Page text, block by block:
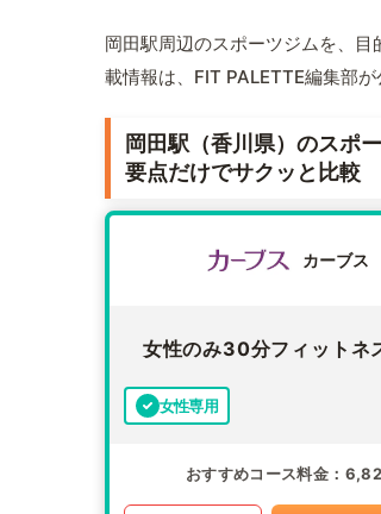
岡田駅周辺のスポーツジムを、
載情報は、FIT PALETTE編集部
岡田駅（香川県）のスポ
要点だけでサクッと比較
カーブス
女性のみ30分フィットネ
女性専用
おすすめコース料金